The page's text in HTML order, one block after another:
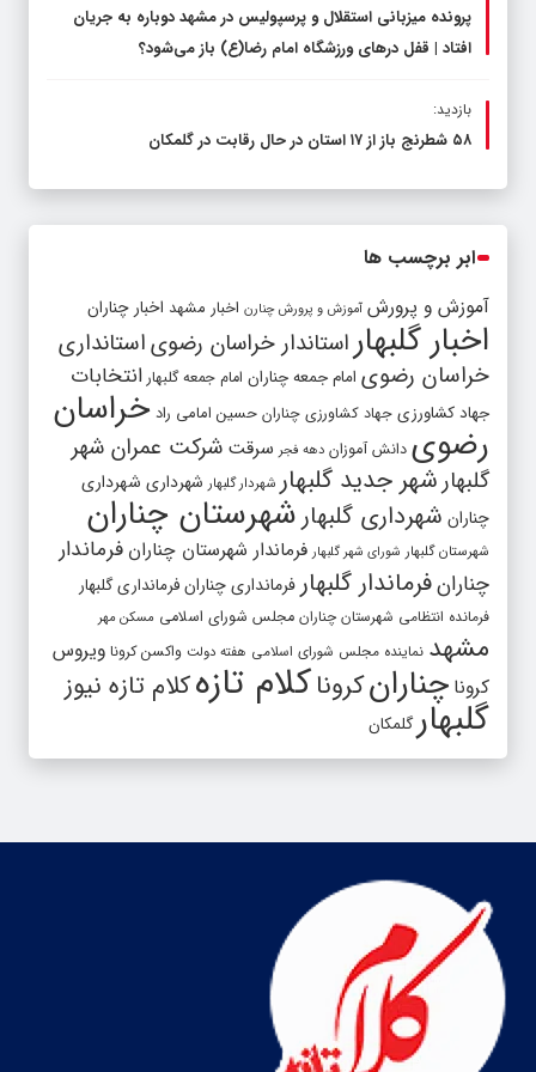
پرونده میزبانی استقلال و پرسپولیس در مشهد دوباره به جریان
افتاد | قفل در‌های ورزشگاه امام رضا(ع) باز می‌شود؟
بازدید:
۵۸ شطرنج‌ باز از ۱۷ استان در حال رقابت در گلمکان
ابر برچسب ها
آموزش و پرورش آموزش و پرورش چنارن اخبار مشهد اخبار چناران
اخبار گلبهار استاندار خراسان رضویاستانداری
خراسان رضوی امام جمعه چناران امام جمعه گلبهار انتخابات
جهاد کشاورزی جهاد کشاورزی چناران حسین امامی راد خراسان
رضوی دانش آموزان دهه فجر سرقت شرکت عمران شهر
گلبهار شهر جدید گلبهار شهردار گلبهار شهرداری شهرداری
چناران شهرداری گلبهار شهرستان چناران
شهرستان گلبهار شورای شهر گلبهار فرماندار شهرستان چناران فرماندار
چنارانفرماندار گلبهار فرمانداری چنارانفرمانداری گلبهار
فرمانده انتظامی شهرستان چناران مجلس شورای اسلامی مسکن مهر
مشهد نماینده مجلس شورای اسلامی هفته دولت واکسن کرونا ویروس
کرونا چنارانکروناکلام تازهکلام تازه نیوز
گلبهار گلمکان